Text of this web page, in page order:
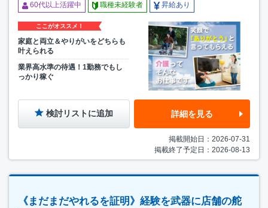
60代以上活躍中 職種未経験者 昇給あり
ここがオススメ！
家庭と両立＆やりがいをどちらも
叶えられる
業界高水準の待遇！1勤務でもし
っかり稼ぐ
検討リストに追加 詳細を見る
掲載開始日：2026-07-31
掲載終了予定日：2026-08-13
《まだまだやれるを証明》経験を武器に店舗の舵